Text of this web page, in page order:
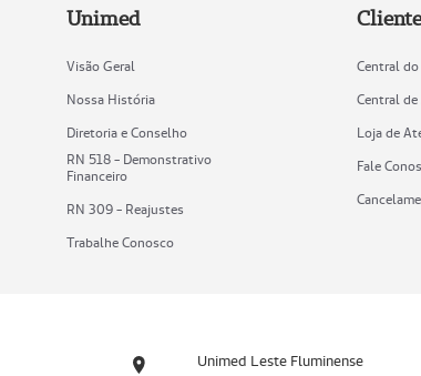
Unimed
Visão Geral
Nossa História
Diretoria e Conselho
RN 518 - Demonstrativo
Financeiro
RN 309 - Reajustes
Trabalhe Conosco
Central
Central
Loja de
Fale
Unimed Leste Fluminense